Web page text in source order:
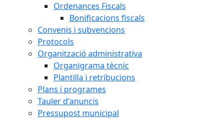
Ordenances Fiscals
Bonificacions fiscals
Convenis i subvencions
Protocols
Organització administrativa
Organigrama tècnic
Plantilla i retribucions
Plans i programes
Tauler d'anuncis
Pressupost municipal